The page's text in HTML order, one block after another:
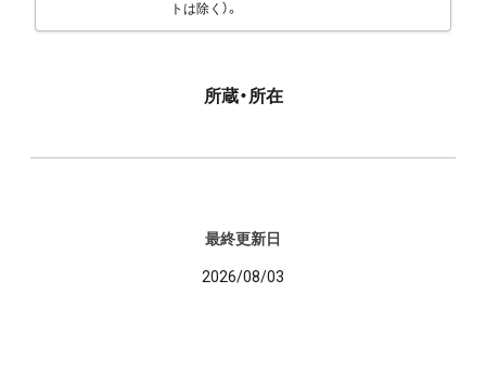
トは除く）。
所蔵・所在
最終更新日
2026/08/03